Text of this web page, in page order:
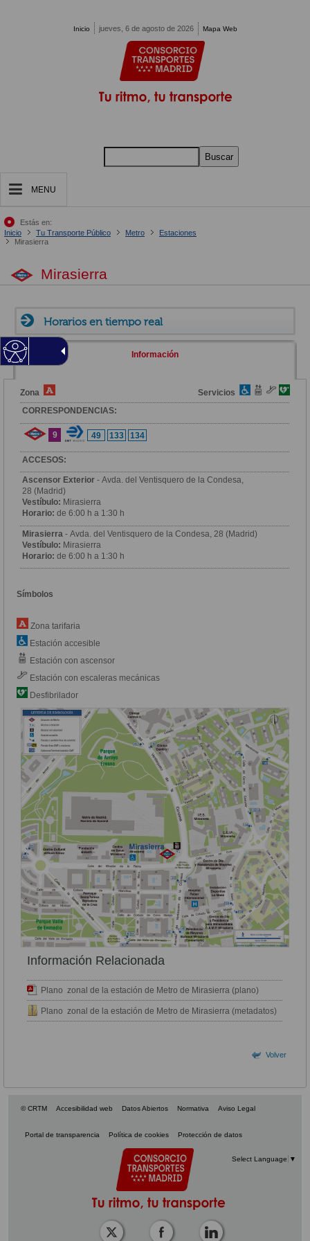
Inicio jueves, 6 de agosto de 2026 Mapa Web
Buscar
MENU
Estás en:
Inicio
Tu Transporte Público Metro
Estaciones
Mirasierra
Mirasierra
Horarios en tiempo real
Información
Zona
Servicios
CORRESPONDENCIAS:
9 49 133 134
ACCESOS:
Ascensor Exterior - Avda. del Ventisquero de la Condesa,
28 (Madrid)
Vestíbulo: Mirasierra
Horario: de 6:00 h a 1:30 h
Mirasierra - Avda. del Ventisquero de la Condesa, 28 (Madrid)
Vestíbulo: Mirasierra
Horario: de 6:00 h a 1:30 h
Símbolos
Zona tarifaria
Estación accesible
Estación con ascensor
Estación con escaleras mecánicas
Desfibrilador
Información Relacionada
Plano zonal de la estación de Metro de Mirasierra (plano)
Plano zonal de la estación de Metro de Mirasierra (metadatos)
Volver
© CRTM Accesibilidad web Datos Abiertos Normativa Aviso Legal
Portal de transparencia Política de cookies Protección de datos
Select Language ▼